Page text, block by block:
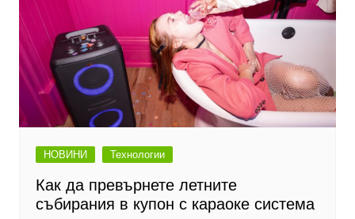
НОВИНИ Технологии
Как да превърнете летните
събирания в купон с караоке система